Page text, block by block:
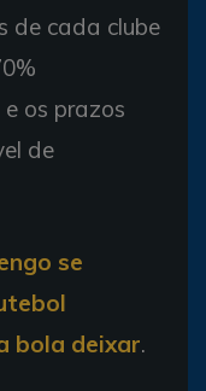
de cada clube
os prazos
de
se
bola deixar.